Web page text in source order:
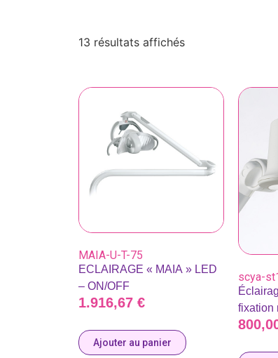
13 résultats affichés
MAIA-U-T-75
ECLAIRAGE « MAIA » LED
– ON/OFF
1.916,67 €
Ajouter au panier
scya-
fixation